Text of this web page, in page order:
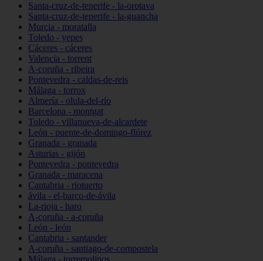
Santa-cruz-de-tenerife - la-orotava
Santa-cruz-de-tenerife - la-guancha
Murcia - moratalla
Toledo - yepes
Cáceres - cáceres
Valencia - torrent
A-coruña - ribeira
Pontevedra - caldas-de-reis
Málaga - torrox
Almería - olula-del-río
Barcelona - montgat
Toledo - villanueva-de-alcardete
León - puente-de-domingo-flórez
Granada - granada
Asturias - gijón
Pontevedra - pontevedra
Granada - maracena
Cantabria - riotuerto
ávila - el-barco-de-ávila
La-rioja - haro
A-coruña - a-coruña
León - león
Cantabria - santander
A-coruña - santiago-de-compostela
Málaga - torremolinos